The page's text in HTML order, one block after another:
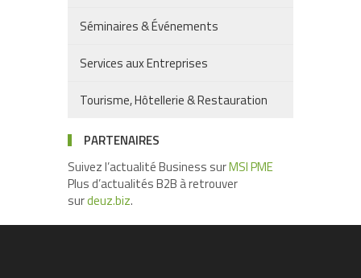
Séminaires & Événements
Services aux Entreprises
Tourisme, Hôtellerie & Restauration
PARTENAIRES
Suivez l’actualité Business surMSI PME
Plus d’actualités B2B à retrouver
surdeuz.biz.